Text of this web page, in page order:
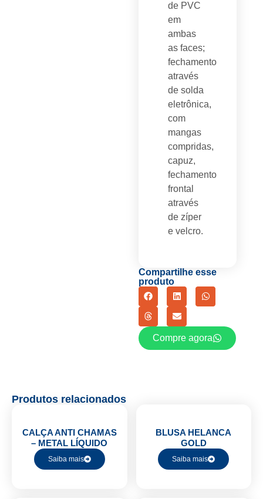
de PVC
em
ambas
as faces;
fechamento
através
de solda
eletrônica,
com
mangas
compridas,
capuz,
fechamento
frontal
através
de zíper
e velcro.
Compartilhe esse
produto
Compre agora
Produtos relacionados
CALÇA ANTI CHAMAS
– METAL LÍQUIDO
Saiba mais
BLUSA HELANCA
GOLD
Saiba mais